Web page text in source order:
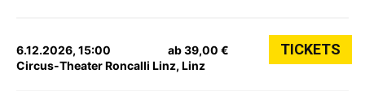
6.12.2026, 15:00
Circus-Theater Roncalli Linz, Linz
ab 39,00 € TICKETS